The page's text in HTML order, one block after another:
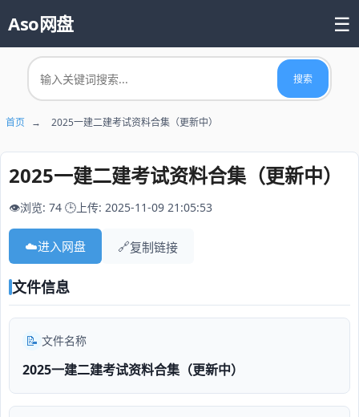
Aso网盘 ☰
首页
📚 热门资源
搜索
首页 → 2025一建二建考试资料合集（更新中）
2025一建二建考试资料合集（更新中）
👁️浏览: 74 🕒上传: 2025-11-09 21:05:53
☁️进入网盘 🔗复制链接
文件信息
📝 文件名称
2025一建二建考试资料合集（更新中）